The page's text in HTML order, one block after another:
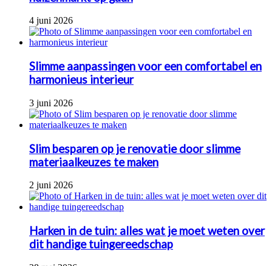
4 juni 2026
Slimme aanpassingen voor een comfortabel en
harmonieus interieur
3 juni 2026
Slim besparen op je renovatie door slimme
materiaalkeuzes te maken
2 juni 2026
Harken in de tuin: alles wat je moet weten over
dit handige tuingereedschap